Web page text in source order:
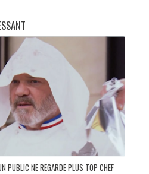
PUBLIC NE REGARDE PLUS TOP CHEF